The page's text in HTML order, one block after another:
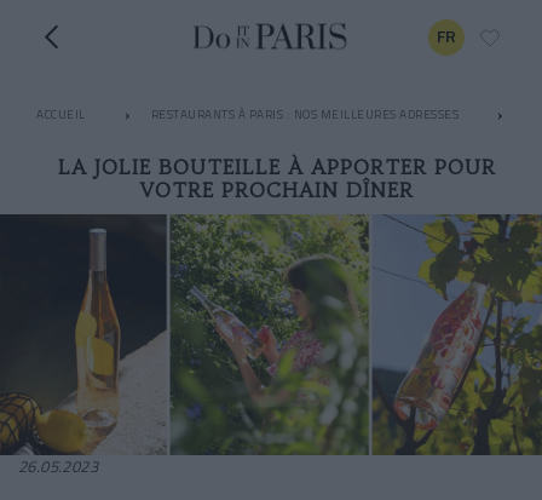
FR
ACCUEIL RESTAURANTS À PARIS : NOS MEILLEURES ADRESSES
LA JOLIE BOUTEILLE À APPORTER POUR
VOTRE PROCHAIN DÎNER
26.05.2023